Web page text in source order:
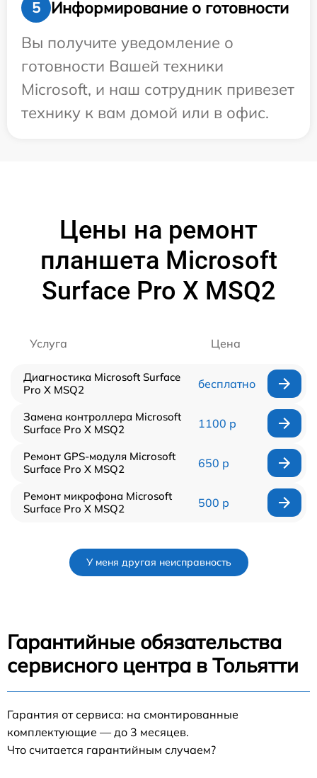
5
Информирование о готовности
Вы получите уведомление о
готовности Вашей техники
Microsoft, и наш сотрудник привезет
технику к вам домой или в офис.
Цены на ремонт
планшета Microsoft
Surface Pro X MSQ2
Услуга Цена
Диагностика Microsoft Surface
Pro X MSQ2
бесплатно
Замена контроллера Microsoft
Surface Pro X MSQ2
1100 р
Ремонт GPS-модуля Microsoft
Surface Pro X MSQ2
650 р
Ремонт микрофона Microsoft
Surface Pro X MSQ2
500 р
У меня другая неисправность
Гарантийные обязательства
сервисного центра в Тольятти
Гарантия от сервиса: на смонтированные
комплектующие — до 3 месяцев.
Что считается гарантийным случаем?